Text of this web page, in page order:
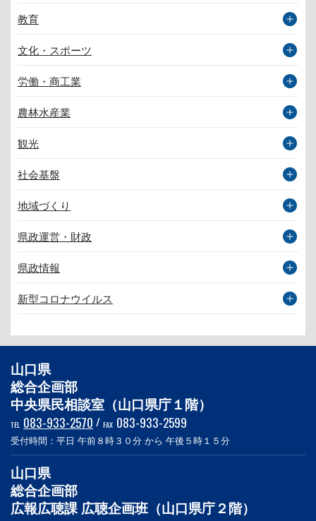
教育
文化・スポーツ
労働・商工業
農林水産業
観光
社会基盤
地域づくり
県政運営・財政
県政情報
新型コロナウイルス
山口県
総合企画部
中央県民相談室（山口県庁１階）
TEL 083-933-2570 / FAX 083-933-2599
受付時間：平日 午前８時３０分 から 午後５時１５分
山口県
総合企画部
広報広聴課 広聴企画班（山口県庁２階）